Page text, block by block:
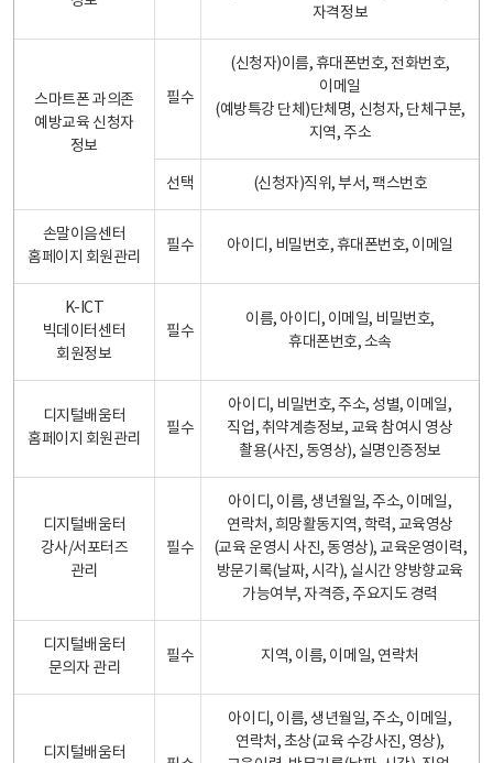
자격정보
스마트폰 과의존
예방교육 신청자
정보
필수
(신청자)이름, 휴대폰번호, 전화번호,
이메일
(예방특강 단체)단체명, 신청자, 단체구분,
지역, 주소
선택 (신청자)직위, 부서, 팩스번호
손말이음센터
홈페이지 회원관리
필수 아이디, 비밀번호, 휴대폰번호, 이메일
K-ICT
빅데이터센터
회원정보
필수
이름, 아이디, 이메일, 비밀번호,
휴대폰번호, 소속
디지털배움터
홈페이지 회원관리
필수
아이디, 비밀번호, 주소, 성별, 이메일,
직업, 취약계층정보, 교육 참여시 영상
촬용(사진, 동영상), 실명인증정보
디지털배움터
강사/서포터즈
관리
필수
아이디, 이름, 생년월일, 주소, 이메일,
연락처, 희망활동지역, 학력, 교육영상
(교육 운영시 사진, 동영상), 교육운영이력,
방문기록(날짜, 시각), 실시간 양방향교육
가능여부, 자격증, 주요지도 경력
디지털배움터
문의자 관리
필수 지역, 이름, 이메일, 연락처
디지털배움터
아이디, 이름, 생년월일, 주소, 이메일,
연락처, 초상(교육 수강사진, 영상),